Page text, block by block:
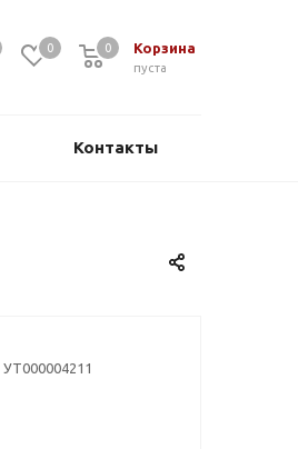
0 Корзина
0
пуста
0
Контакты
УТ000004211